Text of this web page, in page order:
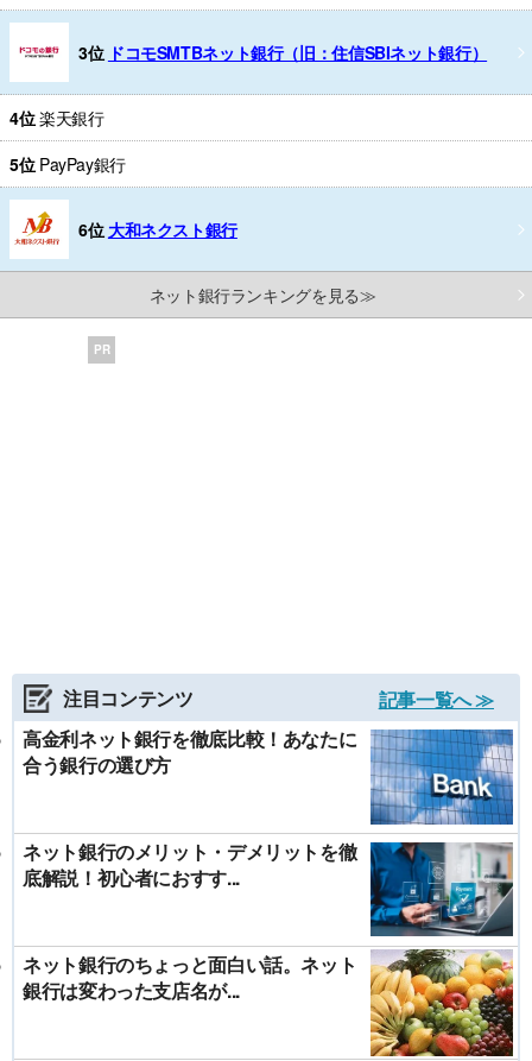
3位 ドコモSMTBネット銀行（旧：住信SBIネット銀行）
4位楽天銀行
5位 PayPay銀行
6位 大和ネクスト銀行
ネット銀行ランキングを見る≫
PR
注目コンテンツ
記事一覧へ ≫
高金利ネット銀行を徹底比較！あなたに
合う銀行の選び方
ネット銀行のメリット・デメリットを徹
底解説！初心者におすす...
ネット銀行のちょっと面白い話。ネット
銀行は変わった支店名が...